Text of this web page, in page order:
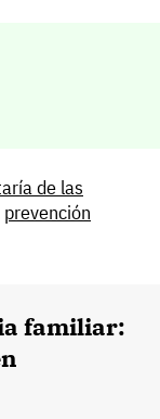
de las
prevención
familiar: